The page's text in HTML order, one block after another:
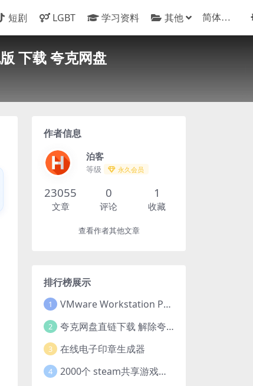
短剧 LGBT 学习资料 其他
下载 夸克网盘
作者信息
泊客
等级 永久会员
23055
文章
0
评论
1
收藏
查看作者其他文章
排行榜展示
1 VMware Workstation Pro 16 永久激活密钥(序列号)
2 夸克网盘直链下载 解除夸克网盘下载限制 油猴脚本
3 在线电子印章生成器
4 2000个 steam共享游戏账号 离线steam账号分享